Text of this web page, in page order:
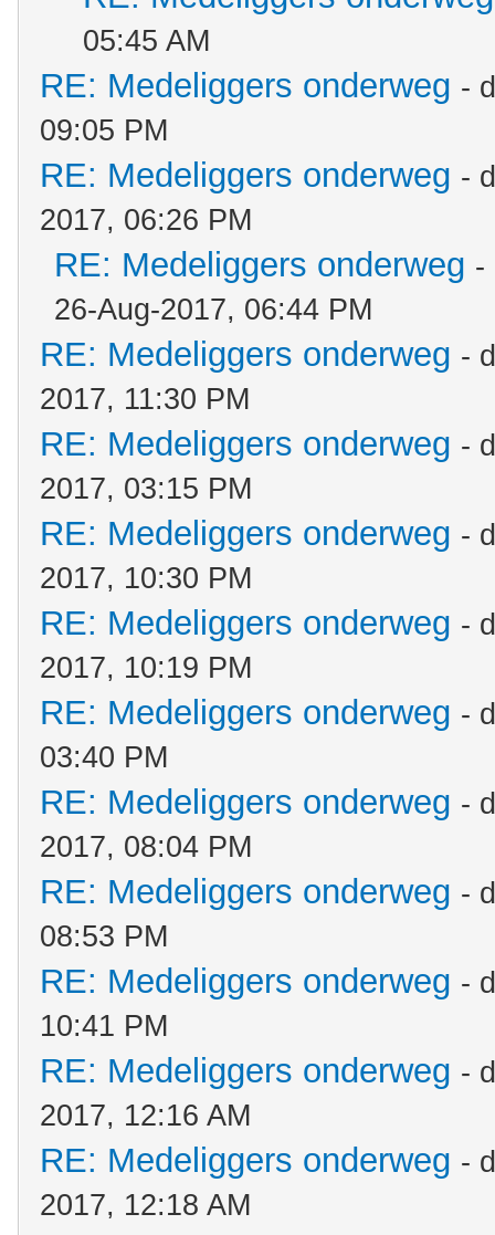
05:45 AM
RE: Medeliggers onderweg -
09:05 PM
RE: Medeliggers onderweg -
2017, 06:26 PM
RE: Medeliggers onderweg -
26-Aug-2017, 06:44 PM
RE: Medeliggers onderweg -
2017, 11:30 PM
RE: Medeliggers onderweg -
2017, 03:15 PM
RE: Medeliggers onderweg -
2017, 10:30 PM
RE: Medeliggers onderweg -
2017, 10:19 PM
RE: Medeliggers onderweg -
03:40 PM
RE: Medeliggers onderweg -
2017, 08:04 PM
RE: Medeliggers onderweg -
08:53 PM
RE: Medeliggers onderweg -
10:41 PM
RE: Medeliggers onderweg -
2017, 12:16 AM
RE: Medeliggers onderweg -
2017, 12:18 AM